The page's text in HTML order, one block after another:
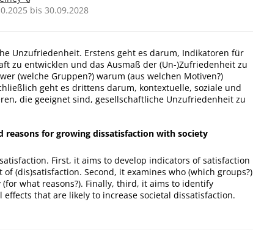
bis 30.09.2028
Unzufriedenheit. Erstens geht es darum, Indikatoren für
zu entwicklen und das Ausmaß der (Un-)Zufriedenheit zu
(welche Gruppen?) warum (aus welchen Motiven?)
geht es drittens darum, kontextuelle, soziale und
die geeignet sind, gesellschaftliche Unzufriedenheit zu
reasons for growing dissatisfaction with society
First, it aims to develop indicators of satisfaction
(dis)satisfaction. Second, it examines who (which groups?)
what reasons?). Finally, third, it aims to identify
that are likely to increase societal dissatisfaction.